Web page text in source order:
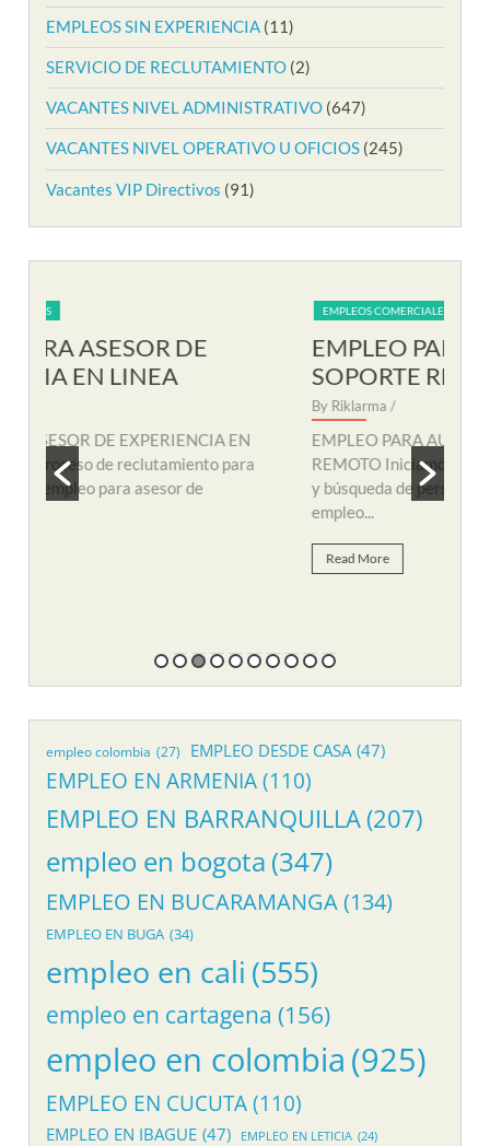
EMPLEOS SIN EXPERIENCIA (11)
SERVICIO DE RECLUTAMIENTO (2)
VACANTES NIVEL ADMINISTRATIVO (647)
VACANTES NIVEL OPERATIVO U OFICIOS (245)
Vacantes VIP Directivos (91)
EMPLEO PARA AUXILIAR DE
SOPORTE REMOTO
EMPLEO PARA AUXILIAR DE SOPORTE
REMOTO Iniciamos nuevo proceso de consecución
y búsqueda de personal para suplir vacante de
empleo colombia (27) EMPLEO DESDE CASA (47)
EMPLEO EN ARMENIA (110)
EMPLEO EN BARRANQUILLA(207)
empleo en bogota (347)
EMPLEO EN BUCARAMANGA(134)
EMPLEO EN BUGA (34)
empleo en cali (555)
empleo en cartagena (156)
empleo en colombia (925)
EMPLEO EN CUCUTA (110)
EMPLEO EN IBAGUE (47) EMPLEO EN LETICIA (24)